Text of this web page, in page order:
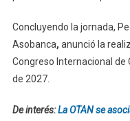
Concluyendo la jornada,
Asobanca, anunció la
Congreso Internacional de
de 2027.
De interés:La OTAN se